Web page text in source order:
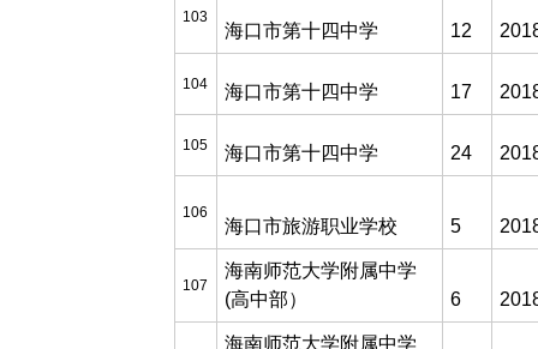
103
海口市第十四中学 12
104 海口市第十四中学 17
105 海口市第十四中学 24
106
海口市旅游职业学校 5
107
海南师范大学附属中学
(高中部）
6
海南师范大学附属中学